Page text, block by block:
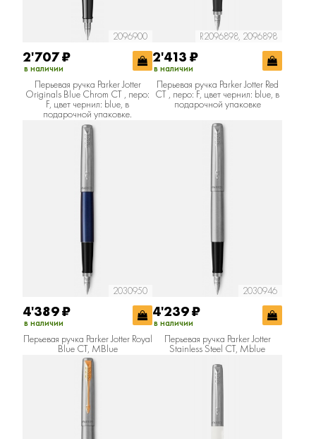
2096900
2'707₽
в наличии
Перьевая ручка Parker Jotter
Originals Blue Chrom CT , перо:
F, цвет чернил: blue, в
подарочной упаковке.
R2096898, 2096898
2'413 ₽
в наличии
Перьевая ручка Parker Jotter Red
CT , перо: F, цвет чернил: blue, в
подарочной упаковке
2030950
4'389₽
в наличии
Перьевая ручка Parker Jotter Royal
Blue CT, MBlue
2030946
4'239₽
в наличии
Перьевая ручка Parker Jotter
Stainless Steel CT, Mblue